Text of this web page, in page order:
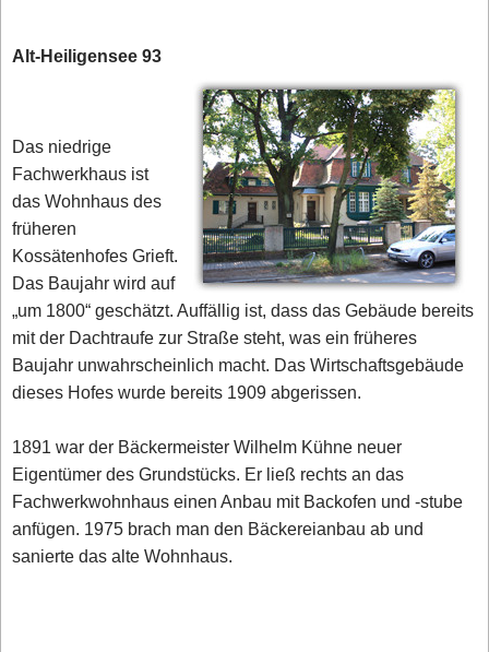
Alt-Heiligensee 93
Das niedrige
Fachwerkhaus ist
das Wohnhaus des
früheren
Kossätenhofes Grieft.
Das Baujahr wird auf
„um 1800“ geschätzt. Auffällig ist, dass das Gebäude bereits
mit der Dachtraufe zur Straße steht, was ein früheres
Baujahr unwahrscheinlich macht. Das Wirtschaftsgebäude
dieses Hofes wurde bereits 1909 abgerissen.
1891 war der Bäckermeister Wilhelm Kühne neuer
Eigentümer des Grundstücks. Er ließ rechts an das
Fachwerkwohnhaus einen Anbau mit Backofen und -stube
anfügen. 1975 brach man den Bäckereianbau ab und
sanierte das alte Wohnhaus.